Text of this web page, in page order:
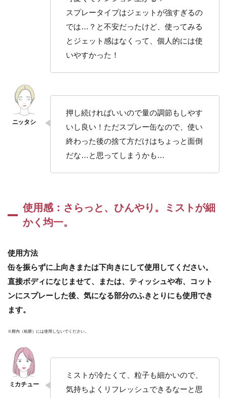
ンミ
ルク
ガニ
ック
フェ
スト
ロー
ショ
ン
3.5
木
ホリ
ズ
ム
商品
一覧
スプレータイプはジェットが強すぎるの
では…？と不安だったけど、使ってみる
とジェット感はなくって、個人的には使
いやすかった！
押し続ければいいので量の調節もしやす
いし良い！ただスプレー缶なので、使い
終わった後の捨て方だけはちょっと面倒
だな…と思ってしまうかも…
使用感：さらっと、ひんやり。ミストが細
かく均一。
使用方法
缶を振らずに上向きまたは下向きにして使用してください。
直接ボディになじませて、または、ティッシュや布、コット
ンにスプレーした後、気になる部分のふきとりにも使用でき
ます。
※膣内（粘膜）には使用しないでください。
ミストが冷たくて、粒子も細かいので、
気持ちよくリフレッシュできるなーと思